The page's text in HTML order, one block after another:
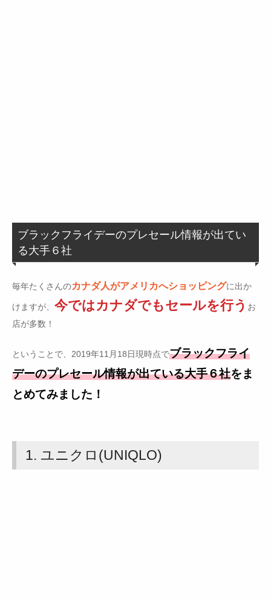
ブラックフライデーのプレセール情報が出てい
る大手６社
毎年たくさんのカナダ人がアメリカへショッピングに出か
けますが、 今ではカナダでもセールを行う お
店が多数！
ということで、2019年11月18日現時点でブラックフライ
デーのプレセール情報が出ている大手６社をま
とめてみました！
1. ユニクロ(UNIQLO)